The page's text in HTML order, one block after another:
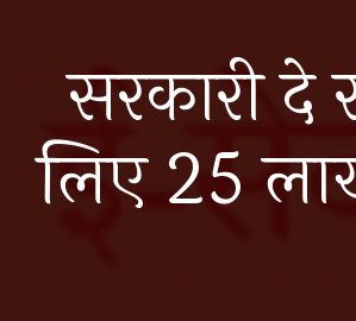
सरकारी दे
लिए 25